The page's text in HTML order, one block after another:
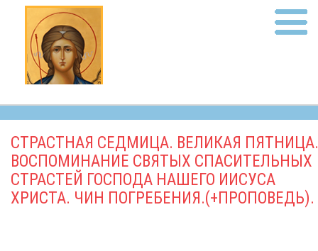
СТРАСТНАЯ СЕДМИЦА. ВЕЛИКАЯ ПЯТНИЦА.
ВОСПОМИНАНИЕ СВЯТЫХ СПАСИТЕЛЬНЫХ
СТРАСТЕЙ ГОСПОДА НАШЕГО ИИСУСА
ХРИСТА. ЧИН ПОГРЕБЕНИЯ.(+ПРОПОВЕДЬ).